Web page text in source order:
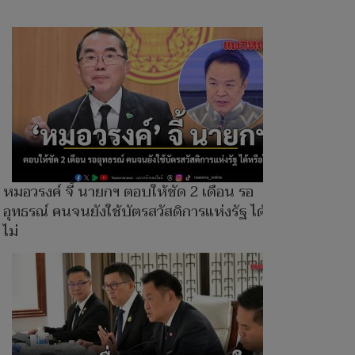
หมอวรงค์ จี้ นายกฯ ตอบให้ชัด 2 เดือน รอ
อุทธรณ์ คนจนยังใช้บัตรสวัสดิการแห่งรัฐ ได้หรือ
ไม่